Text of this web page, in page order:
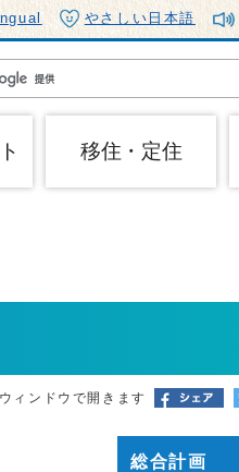
やさしい日本語
移住・定住
ィンドウで開きます
総合計画